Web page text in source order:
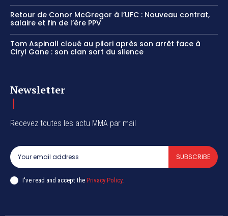
Retour de Conor McGregor à l’UFC : Nouveau contrat,
salaire et fin de l’ère PPV
Tom Aspinall cloué au pilori après son arrêt face à
Ciryl Gane : son clan sort du silence
Newsletter
Recevez toutes les actu MMA par mail
SUBSCRIBE
I've read and accept the Privacy Policy.